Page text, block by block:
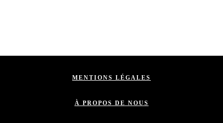
MENTIONS LÉGALES
À PROPOS DE NOUS